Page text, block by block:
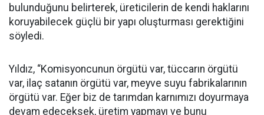
bulunduğunu belirterek, üreticilerin de kendi haklarını
koruyabilecek güçlü bir yapı oluşturması gerektiğini
söyledi.
Yıldız, “Komisyoncunun örgütü var, tüccarın örgütü
var, ilaç satanın örgütü var, meyve suyu fabrikalarının
örgütü var. Eğer biz de tarımdan karnımızı doyurmaya
devam edeceksek, üretim yapmayı ve bunu